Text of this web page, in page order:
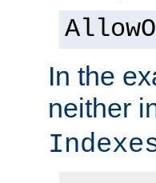
In the
neither